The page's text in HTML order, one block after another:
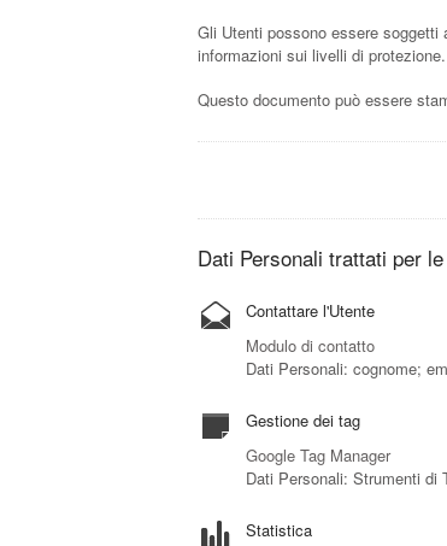
Gli Utenti possono essere soggetti
informazioni sui livelli di protezione.
Questo documento può essere
Dati Personali trattati per
Contattare l'Utente
Modulo di contatto
Dati Personali: cognome;
Gestione dei tag
Google Tag Manager
Dati Personali: Strumenti di
Statistica